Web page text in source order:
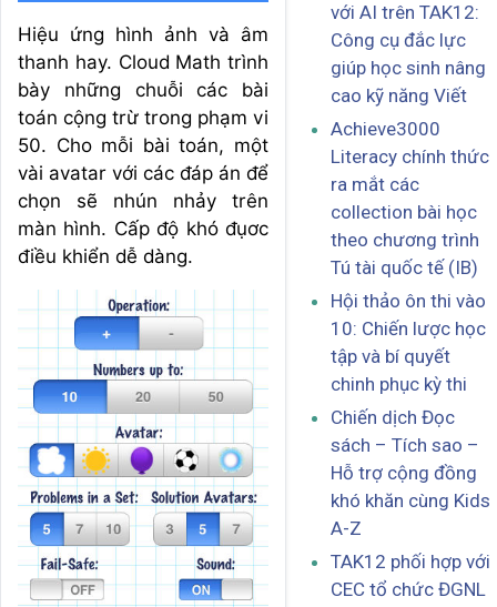
Hiệu ứng hình ảnh và âm
thanh hay. Cloud Math trình
bày những chuỗi các bài
toán cộng trừ trong phạm vi
50. Cho mỗi bài toán, một
vài avatar với các đáp án để
chọn sẽ nhún nhảy trên
màn hình. Cấp độ khó đụơc
điều khiển dễ dàng.
với AI trên TAK12:
Công cụ đắc lực
giúp học sinh nâng
cao kỹ năng Viết
Achieve3000
Literacy chính thức
ra mắt các
collection bài học
theo chương trình
Tú tài quốc tế (IB)
Hội thảo ôn thi vào
10: Chiến lược học
tập và bí quyết
chinh phục kỳ thi
Chiến dịch Đọc
sách – Tích sao –
Hỗ trợ cộng đồng
khó khăn cùng Kids
A-Z
TAK12 phối hợp với
CEC tổ chức ĐGNL